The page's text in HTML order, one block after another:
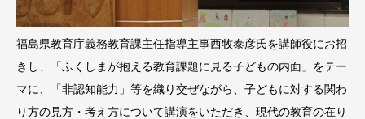
福島県教育庁義務教育課主任指導主事西牧泰彦氏を講師役にお招
きし、「ふくしまが抱える教育課題に見る子どもの内面」をテー
マに、「非認知能力」等を織り交ぜながら、子どもに対する関わ
り方の見方・考え方について講演をいただき、現代の教育の在り